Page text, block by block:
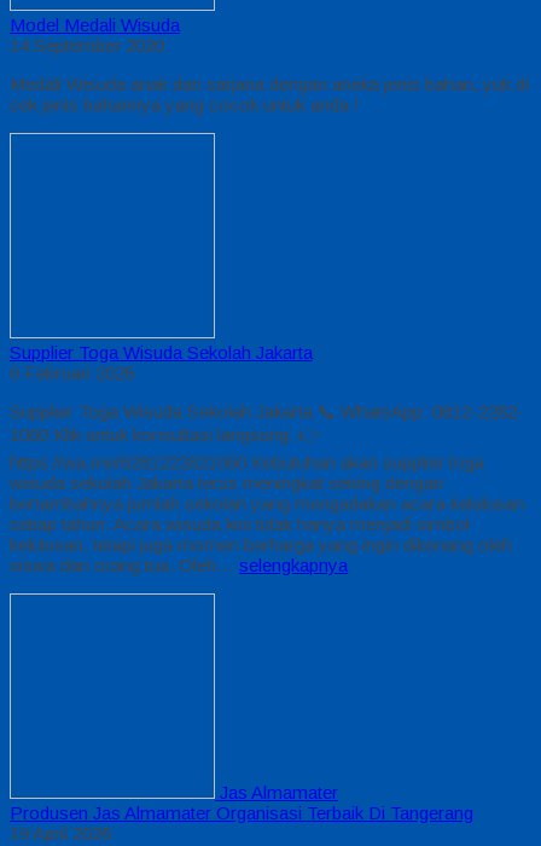
Model Medali Wisuda
14 September 2020
Medali Wisuda anak dan sarjana dengan aneka jenis bahan, yuk di
cek jenis bahannya yang cocok untuk anda !
Supplier Toga Wisuda Sekolah Jakarta
6 Februari 2026
Supplier Toga Wisuda Sekolah Jakarta 📞 WhatsApp: 0812-2282-
1060 Klik untuk konsultasi langsung: 👉
https://wa.me/6281222821060 Kebutuhan akan supplier toga
wisuda sekolah Jakarta terus meningkat seiring dengan
bertambahnya jumlah sekolah yang mengadakan acara kelulusan
setiap tahun. Acara wisuda kini tidak hanya menjadi simbol
kelulusan, tetapi juga momen berharga yang ingin dikenang oleh
siswa dan orang tua. Oleh… selengkapnya
Jas Almamater
Produsen Jas Almamater Organisasi Terbaik Di Tangerang
19 April 2026